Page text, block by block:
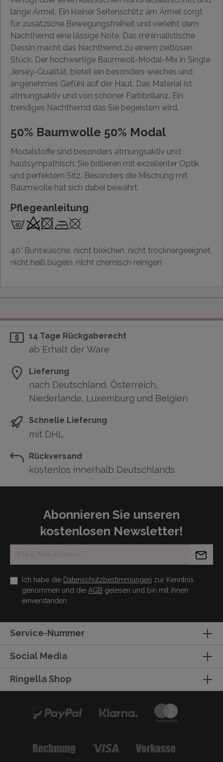
lange Ärmel. Ein kleiner Seitenschlitz am Ärmel sorgt
für zusätzliche Bewegungsfreiheit und verleiht dem
Nachthemd eine lässige Note. Das minimalistische
Dessin macht das Nachthemd zu einem zeitlosen
Stück. Der hochwertige Baumwoll-Modal-Mix in Single
Jersey-Qualität, bietet ein besonders weiches und
angenehmes Gefühl auf der Haut. Das Material ist
atmungsaktiv und von schöner Farbbrillanz. Ein
trendiges Nachthemd das Sie begeistern wird.
50% Baumwolle 50% Modal
Modalstoffe sind besonders atmungsaktiv und
hautsympathisch. Sie brillieren mit exzellenter Optik
und perfektem Sitz. Besonders die Mischung mit
Baumwolle hat sich dabei bewährt.
Pflegeanleitung
40° Buntwäsche, nicht bleichen, nicht trocknergeeignet,
nicht heiß bügeln, nicht chemisch reinigen
14 Tage Rückgaberecht
ab Erhalt der Ware
Lieferung
nach Deutschland, Österreich,
Niederlande, Luxemburg und Belgien
Schnelle Lieferung
mit DHL
Rückversand
kostenlos innerhalb Deutschlands
Abonnieren Sie unseren
kostenlosen Newsletter!
Ich habe die Datenschutzbestimmungen zur Kenntnis
genommen und die AGB gelesen und bin mit ihnen
einverstanden.
Service-Nummer
Social Media
Ringella Shop